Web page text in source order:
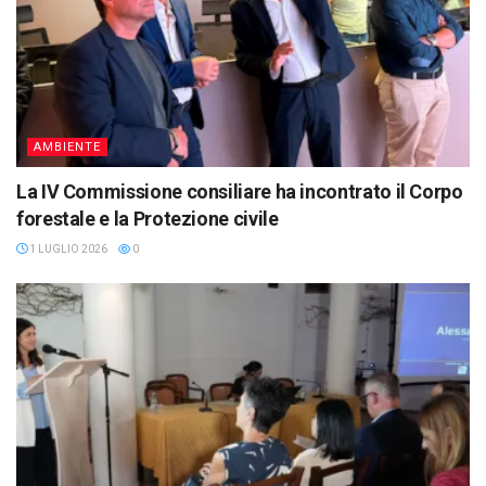
AMBIENTE
La IV Commissione consiliare ha incontrato il Corpo
forestale e la Protezione civile
1 LUGLIO 2026 0